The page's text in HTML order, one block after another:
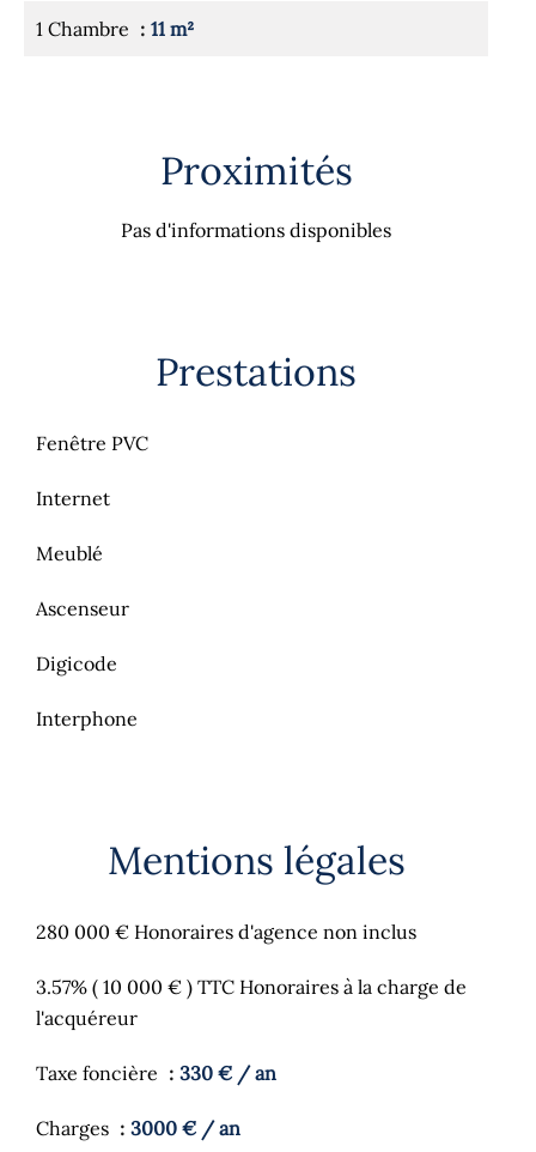
1 Chambre 11 m²
Proximités
Pas d'informations disponibles
Prestations
Fenêtre PVC
Internet
Meublé
Ascenseur
Digicode
Interphone
Mentions légales
280 000 € Honoraires d'agence non inclus
3.57% ( 10 000 € ) TTC Honoraires à la charge de
l'acquéreur
Taxe foncière 330 € / an
Charges 3000 € / an